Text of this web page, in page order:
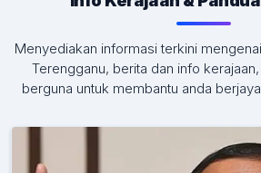
Menyediakan informasi terkini
Terengganu, berita dan info
berguna untuk membantu anda